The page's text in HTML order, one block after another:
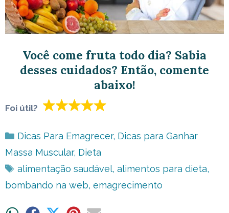
Você come fruta todo dia? Sabia
desses cuidados? Então, comente
abaixo!
Foi útil?
Categorias
Dicas Para Emagrecer, Dicas para Ganhar
Massa Muscular, Dieta
Tags
alimentação saudável, alimentos para dieta,
bombando na web, emagrecimento